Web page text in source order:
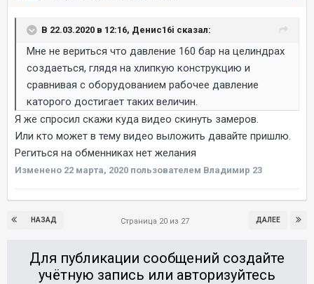
В 22.03.2020 в 12:16, Денис16i сказал:
Мне не вериться что давление 160 бар на целиндрах
создаеться, глядя на хлипкую конструкцию и
сравнивая с оборудованием рабочее давление
каторого достигает таких величин.
Я же спросил скажи куда видео скинуть замеров.
Или кто может в тему видео выложить давайте пришлю.
Региться на обменниках нет желания
Изменено 22 марта, 2020 пользователем Владимир 23
НАЗАД ДАЛЕЕ
Страница 20 из 27
Для публикации сообщений создайте
учётную запись или авторизуйтесь